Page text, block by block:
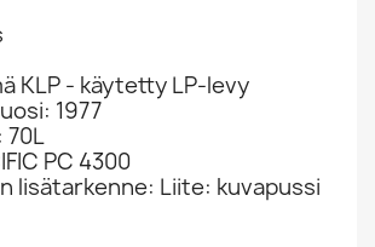
KLP - käytetty LP-levy
1977
70L
PC 4300
lisätarkenne: Liite: kuvapussi